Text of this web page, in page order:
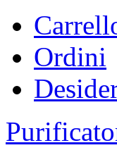
Ordini